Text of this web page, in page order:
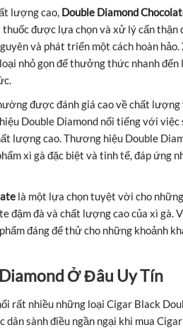
lượng cao, Double Diamond
được lựa chọn và xử lý cẩn thận
và phát triển một cách hoàn
nhỏ gọn để thưởng thức nhanh
được đánh giá cao về chất lượng
Double Diamond nổi tiếng với việc
lượng cao. Thương hiệu Double
xì gà đặc biệt và tinh tế, đáp ứng
là một lựa chọn tuyệt vời cho
đậm đà và chất lượng cao của xì gà.
đáng để thử cho những khoảnh
Ở Đâu Uy Tín
rất nhiều những loại Cigar Black
dân sành điều ngần ngại khi mua